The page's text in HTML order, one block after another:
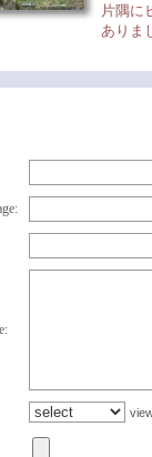
片隅に
ありま